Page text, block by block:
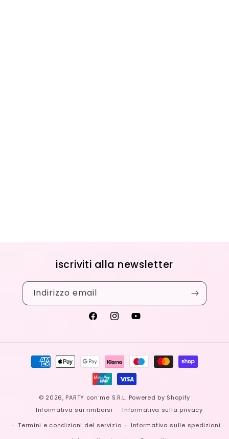
iscriviti alla newsletter
Indirizzo email
FacebookInstagramYouTube
Metodi
© 2026, PARTY con me S.R.L. Powered by Shopify
Informativa sui rimborsi
Informativa sulla privacy
Termini e condizioni del servizio
Informativa sulle spedizioni